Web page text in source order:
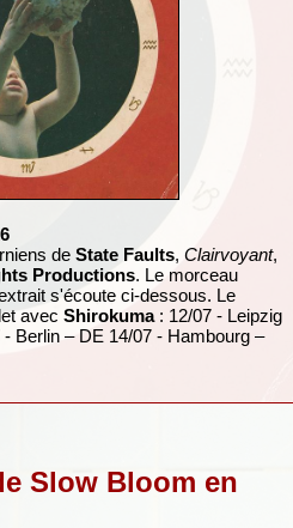
de State Faults, Clairvoyant,
Productions. Le morceau
s'écoute ci-dessous. Le
avec Shirokuma: 12/07 - Leipzig
Berlin – DE 14/07 - Hambourg –
Slow Bloom en